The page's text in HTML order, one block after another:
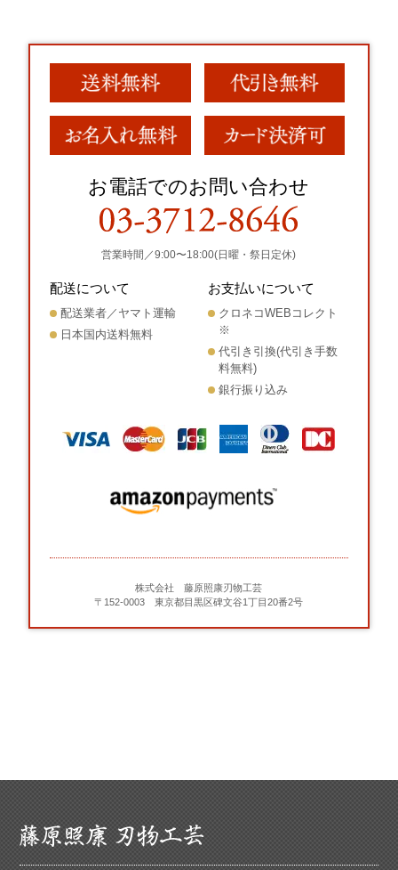
お電話でのお問い合わせ
営業時間／9:00〜18:00(日曜・祭日定休)
配送について
配送業者／ヤマト運輸
日本国内送料無料
お支払いについて
クロネコWEBコレクト
※
代引き引換(代引き手数
料無料)
銀行振り込み
株式会社 藤原照康刃物工芸
〒152-0003 東京都目黒区碑文谷1丁目20番2号